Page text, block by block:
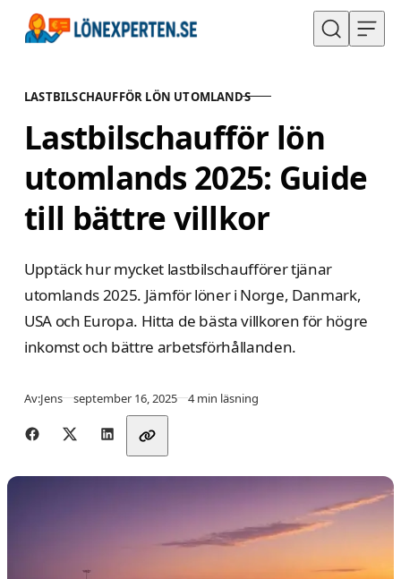
Hoppa till innehåll
KATEGORI
LASTBILSCHAUFFÖR LÖN UTOMLANDS
Lastbilschaufför lön
utomlands 2025: Guide
till bättre villkor
Upptäck hur mycket lastbilschaufförer tjänar
utomlands 2025. Jämför löner i Norge, Danmark,
USA och Europa. Hitta de bästa villkoren för högre
inkomst och bättre arbetsförhållanden.
Av:Jens Publicerad
september 16, 2025 4 min läsning
Dela med vänner